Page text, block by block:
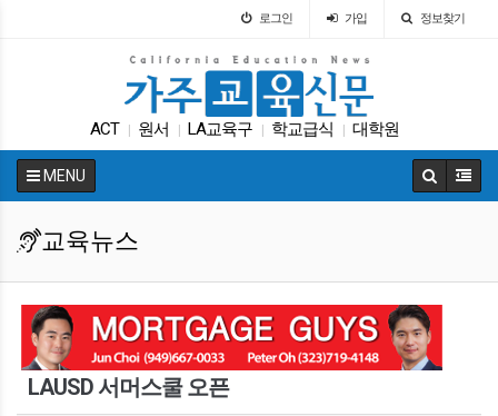
로그인 가입 정보찾기
ACT 원서 LA교육구 학교급식 대학원
DACA 다카 인터뷰 SAT Fafsa
MENU
교육뉴스
LAUSD 서머스쿨 오픈